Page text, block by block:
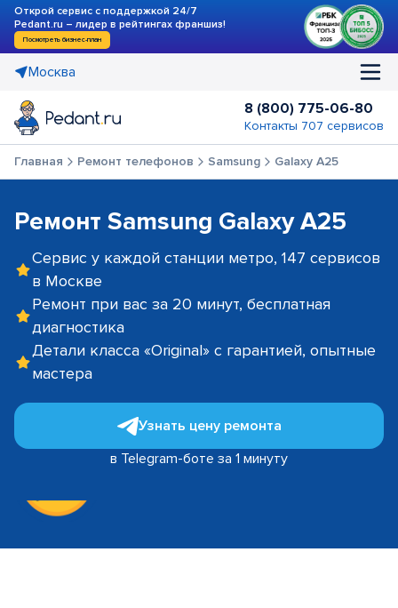
Открой сервис с поддержкой 24/7
Pedant.ru – лидер в рейтингах франшиз!
Посмотреть бизнес-план
Москва
8 (800) 775-06-80
Контакты 707 сервисов
Главная Ремонт телефонов Samsung Galaxy A25
Ремонт Samsung Galaxy A25
Сервис у каждой станции метро, 147 сервисов
в Москве
Ремонт при вас за 20 минут, бесплатная
диагностика
Детали класса «Original» с гарантией, опытные
мастера
Узнать цену ремонта
в Telegram-боте за 1 минуту